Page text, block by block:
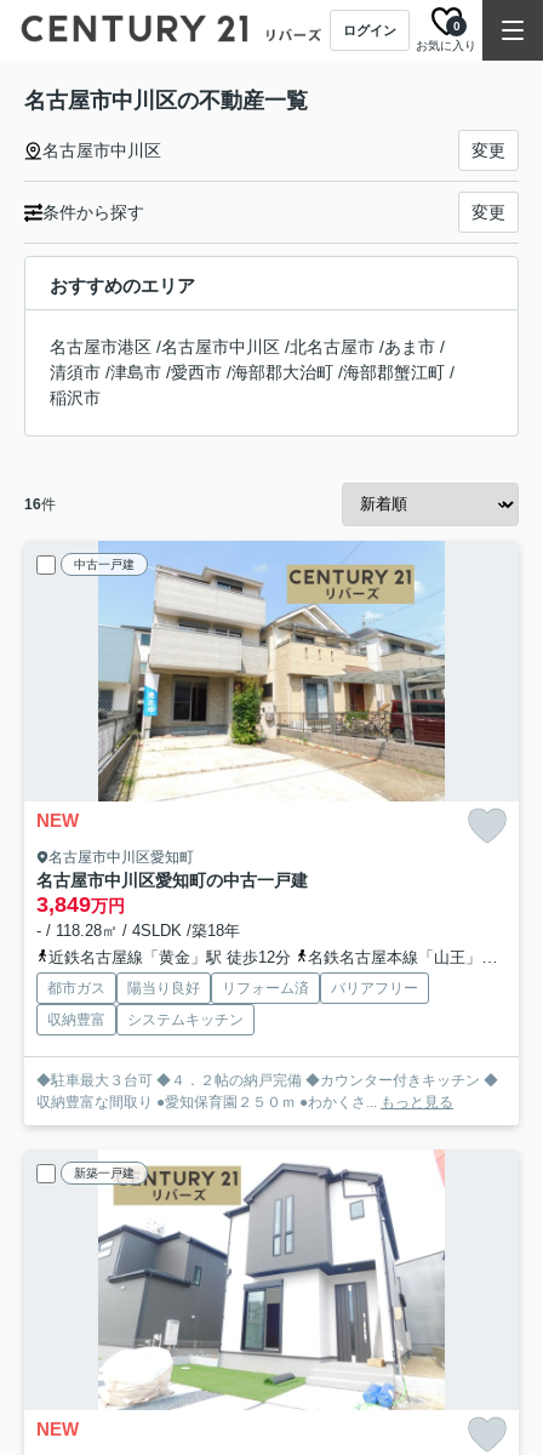
ログイン
お気に入り
0
名古屋市中川区の不動産一覧
名古屋市中川区 変更
条件から探す 変更
おすすめのエリア
名古屋市港区 /名古屋市中川区 /北名古屋市 /あま市 /
清須市 /津島市 /愛西市 /海部郡大治町 /海部郡蟹江町 /
稲沢市
16件
中古一戸建
NEW
名古屋市中川区愛知町
名古屋市中川区愛知町の中古一戸建
3,849万円
- / 118.28㎡ / 4SLDK /築18年
近鉄名古屋線「黄金」駅 徒歩12分
名鉄名古屋本線「山王」駅 徒歩15分
都市ガス 陽当り良好 リフォーム済
バリアフリー
収納豊富
システムキッチン
◆駐車最大３台可 ◆４．２帖の納戸完備 ◆カウンター付きキッチン ◆
収納豊富な間取り ●愛知保育園２５０ｍ ●わかくさ... もっと見る
新築一戸建
NEW